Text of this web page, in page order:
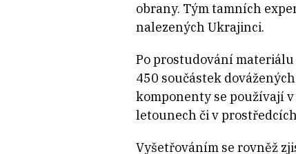
obrany. Tým tamních
nalezených Ukrajinci.
Po prostudování
450 součástek
komponenty se používají
letounech či v
Vyšetřováním se rovněž